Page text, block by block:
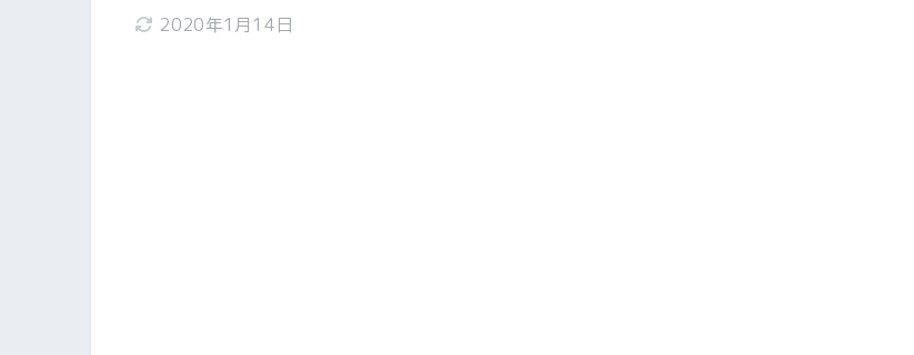
2020年1月14日